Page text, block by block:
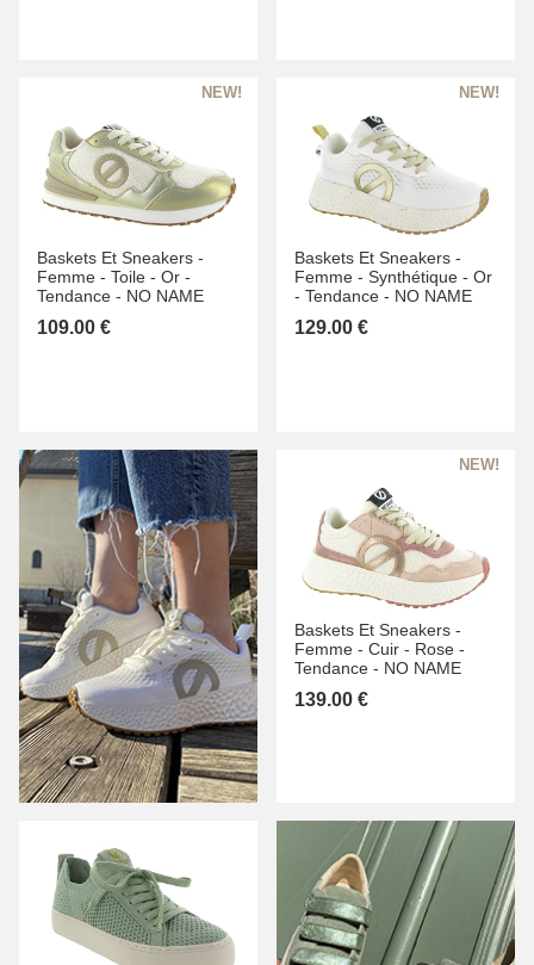
Baskets Et Sneakers -
Femme - Toile - Or -
Tendance - NO NAME
109.00 €
Baskets Et Sneakers -
Femme - Synthétique - Or
- Tendance - NO NAME
129.00 €
Baskets Et Sneakers -
Femme - Cuir - Rose -
Tendance - NO NAME
139.00 €